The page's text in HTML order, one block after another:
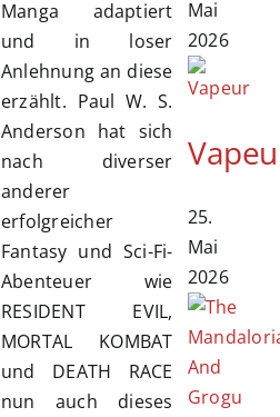
Manga adaptiert
und in loser
Anlehnung an diese
erzählt. Paul W. S.
Anderson hat sich
nach diverser
anderer
erfolgreicher
Fantasy und Sci-Fi-
Abenteuer wie
RESIDENT EVIL,
MORTAL KOMBAT
und DEATH RACE
nun auch dieses
Mai
2026
25.
Mai
2026